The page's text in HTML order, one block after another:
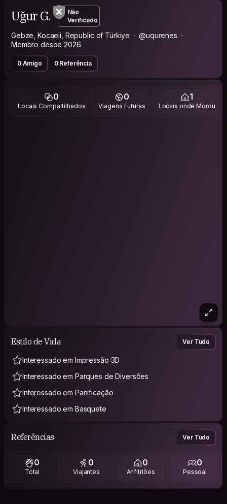
Uğur G.
Não
Verificado
Gebze, Kocaeli, Republic of Türkiye
@uqurenes
Membro desde 2026
0 Amigo 0 Referência
0
Locais Compartilhados
0
Viagens Futuras
1
Locais onde Morou
Estilo de Vida Ver Tudo
Interessado em Impressão 3D
Interessado em Parques de Diversões
Interessado em Panificação
Interessado em Basquete
Referências Ver Tudo
0
Total
0
Viajantes
0
Anfitriões
0
Pessoal